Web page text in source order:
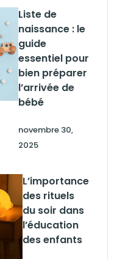
Liste de
naissance : le
guide
essentiel pour
bien préparer
l’arrivée de
bébé
novembre 30,
2025
L’importance
des rituels
du soir dans
l’éducation
des enfants